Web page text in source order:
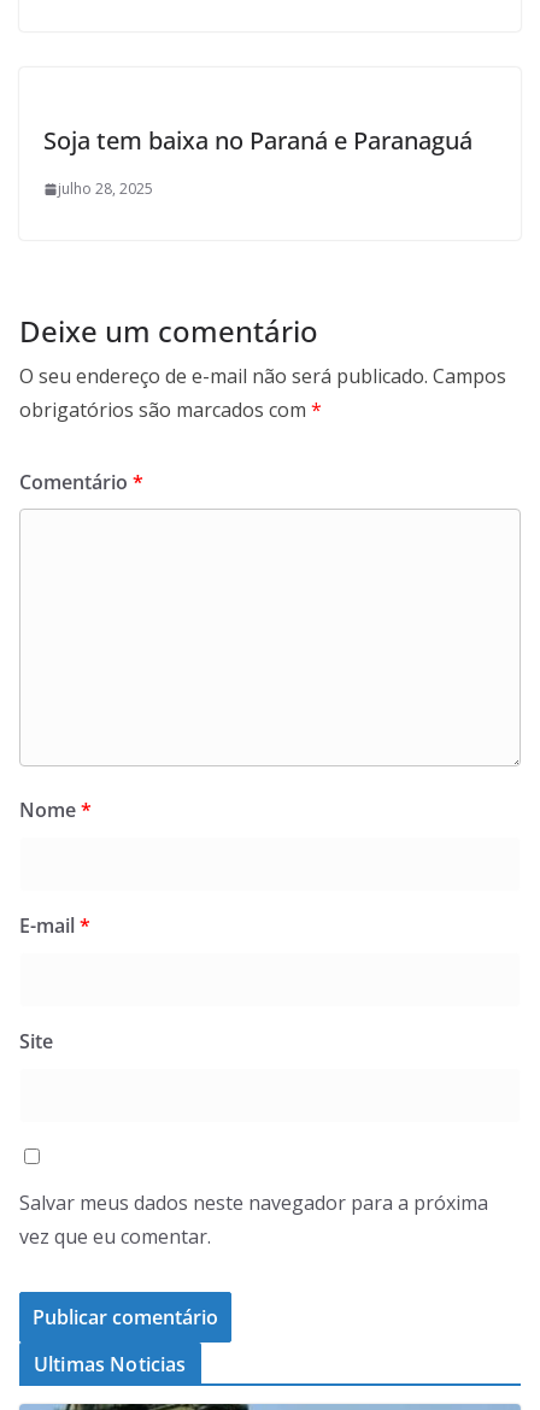
Soja tem baixa no Paraná e Paranaguá
julho 28, 2025
Deixe um comentário
O seu endereço de e-mail não será publicado. Campos
obrigatórios são marcados com *
Comentário *
Nome*
E-mail*
Site
Salvar meus dados neste navegador para a próxima
vez que eu comentar.
Ultimas Noticias